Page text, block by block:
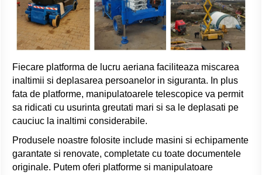
Fiecare platforma de lucru aeriana faciliteaza miscarea
inaltimii si deplasarea persoanelor in siguranta. In plus
fata de platforme, manipulatoarele telescopice va permit
sa ridicati cu usurinta greutati mari si sa le deplasati pe
cauciuc la inaltimi considerabile.
Produsele noastre folosite include masini si echipamente
garantate si renovate, completate cu toate documentele
originale. Putem oferi platforme si manipulatoare